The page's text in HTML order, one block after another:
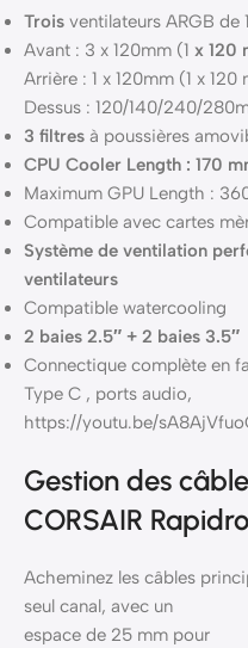
Trois ventilateurs ARGB de
Avant : 3 x 120mm (1 x 120
Arrière : 1 x 120mm (1 x 120
Dessus : 120/140/240/
3 filtres à poussières
CPU Cooler Length : 170
Maximum GPU Length :
Compatible avec cartes
Système de ventilation
ventilateurs
Compatible watercooling
2 baies 2.5″ + 2 baies 3.5″
Connectique complète en
Type C , ports audio,
https://youtu.be/
Gestion des
CORSAIR
Acheminez les câbles
seul canal, avec un
espace de 25 mm pour